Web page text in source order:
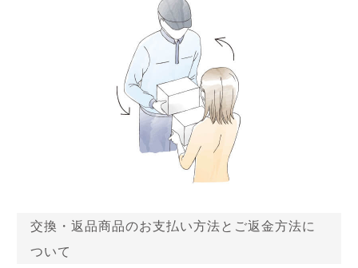
交換・返品商品のお支払い方法とご返金方法に
ついて